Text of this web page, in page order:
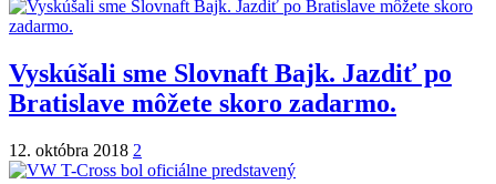
Vyskúšali sme Slovnaft Bajk. Jazdiť po
Bratislave môžete skoro zadarmo.
12. októbra 2018 2